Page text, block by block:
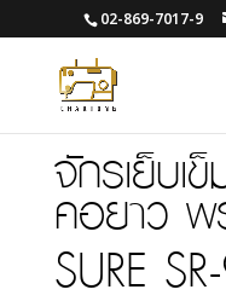
02-869-7017-9
จักรเย็บเ
คอยาว พ
SURE